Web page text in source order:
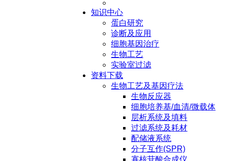
知识中心
蛋白研究
诊断及应用
细胞基因治疗
生物工艺
实验室过滤
资料下载
生物工艺及基因疗法
生物反应器
细胞培养基/血清/微载体
层析系统及填料
过滤系统及耗材
配储液系统
分子互作(SPR)
寡核苷酸合成仪